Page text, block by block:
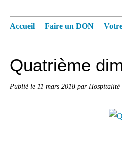
Accueil Faire un DON
Quatrième
Publié le 11 mars 2018 par Hospitalité